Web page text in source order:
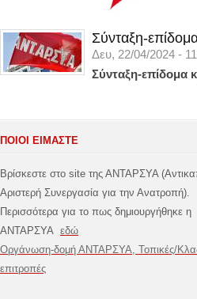
Σύνταξη-
Δευ, 22/04/2024 -
Σύνταξη-επίδομα
ΠΟΙΟΙ ΕΙΜΑΣΤΕ
Βρίσκεστε στο site της ΑΝΤΑΡΣΥΑ
Αριστερή Συνεργασία για την Ανατροπή).
Περισσότερα για το πως δημιουργήθηκε η
ΑΝΤΑΡΣΥΑ εδώ
Οργάνωση-δομή ΑΝΤΑΡΣΥΑ, Τοπικές/
επιτροπές